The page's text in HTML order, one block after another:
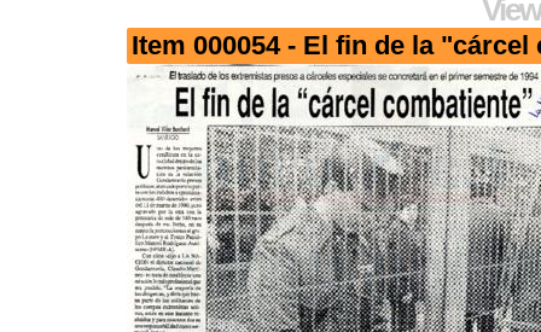
Item 000054 - El fin de la